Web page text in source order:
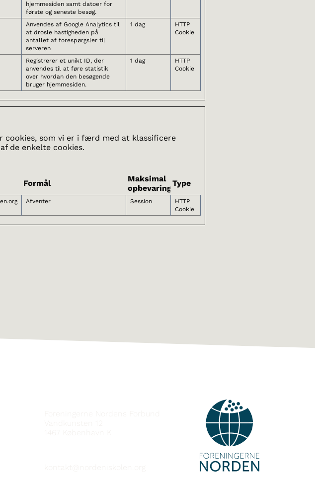
hjemmesiden samt datoer for
første og seneste besøg.
Anvendes af Google Analytics til
at drosle hastigheden på
antallet af forespørgsler til
serveren
1 dag
HTTP
Cookie
Registrerer et unikt ID, der
anvendes til at føre statistik
over hvordan den besøgende
bruger hjemmesiden.
1 dag
HTTP
Cookie
cookies, som vi er i færd med at klassificere
de enkelte cookies.
Formål
Maksimal
opbevaringstid
Type
Afventer Session
HTTP
Cookie